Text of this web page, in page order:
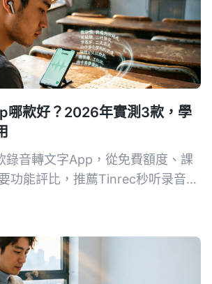
哪款好？2026年實測3款，學
錄音轉文字App，從免費額度、課
功能評比，推薦Tinrec秒听录音，